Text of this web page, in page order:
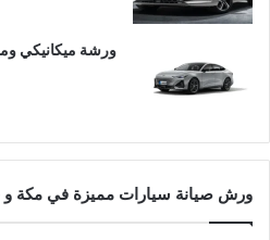
ورشة ميكانيكي
ورش صيانة سيارات مميزة في مكة و